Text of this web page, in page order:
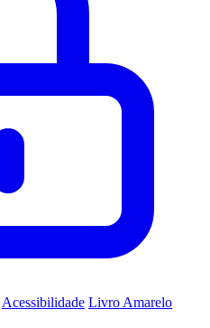
Acessibilidade Livro Amarelo